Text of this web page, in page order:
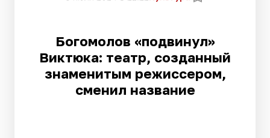
Богомолов «подвинул»
Виктюка: театр, созданный
знаменитым режиссером,
сменил название